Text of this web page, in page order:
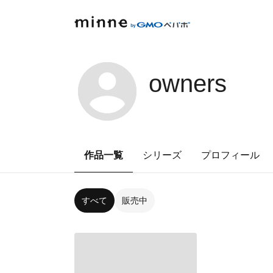
owners
作品一覧 シリーズ プロフィール
すべて 販売中